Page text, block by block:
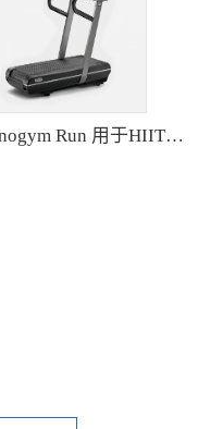
Technogym Run 用于HIIT训练的跑步机